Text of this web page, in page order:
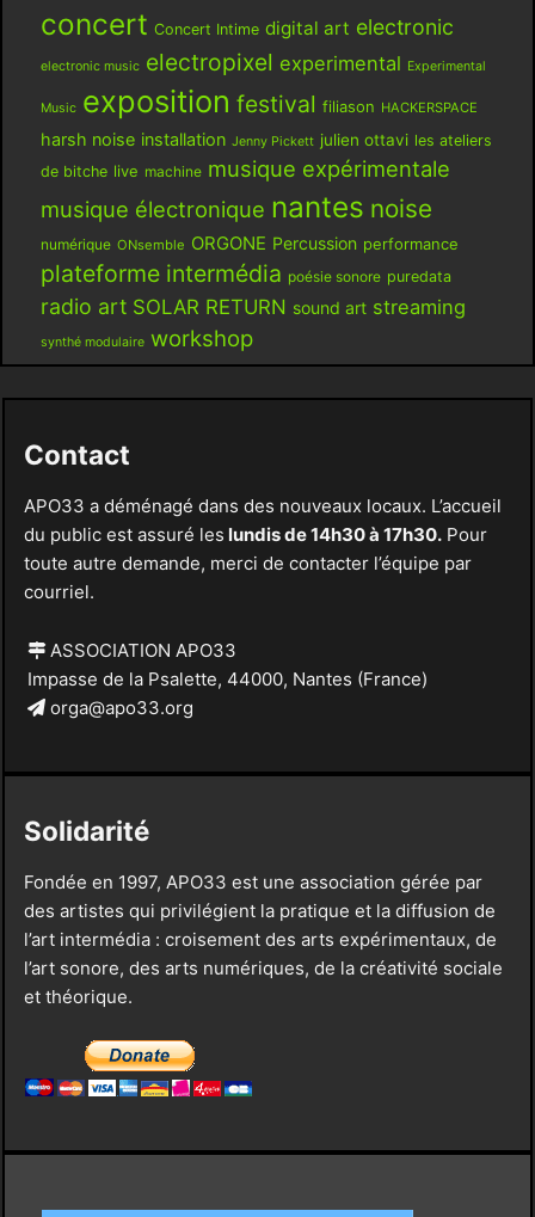
concert Concert Intime digital art electronic
electronic music electropixel experimental Experimental
Music exposition festival filiason HACKERSPACE
harsh noise installation Jenny Pickett julien ottavi les ateliers
de bitche live machine musique expérimentale
musique électronique nantes noise
numérique ONsemble ORGONE Percussion performance
plateforme intermédia poésie sonore puredata
radio art SOLAR RETURN sound art streaming
synthé modulaire workshop
Contact
APO33 a déménagé dans des nouveaux locaux. L’accueil
du public est assuré les lundis de 14h30 à 17h30.Pour
toute autre demande, merci de contacter l’équipe par
courriel.
ASSOCIATION APO33
Impasse de la Psalette, 44000, Nantes (France)
orga@apo33.org
Solidarité
Fondée en 1997, APO33 est une association gérée par
des artistes qui privilégient la pratique et la diffusion de
l’art intermédia : croisement des arts expérimentaux, de
l’art sonore, des arts numériques, de la créativité sociale
et théorique.